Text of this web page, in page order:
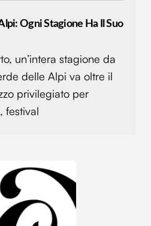
Ogni Stagione Ha Il Suo
un’intera stagione da
delle Alpi va oltre il
privilegiato per
festival